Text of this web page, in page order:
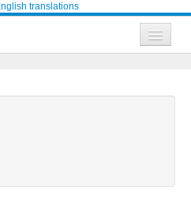
translations
физики